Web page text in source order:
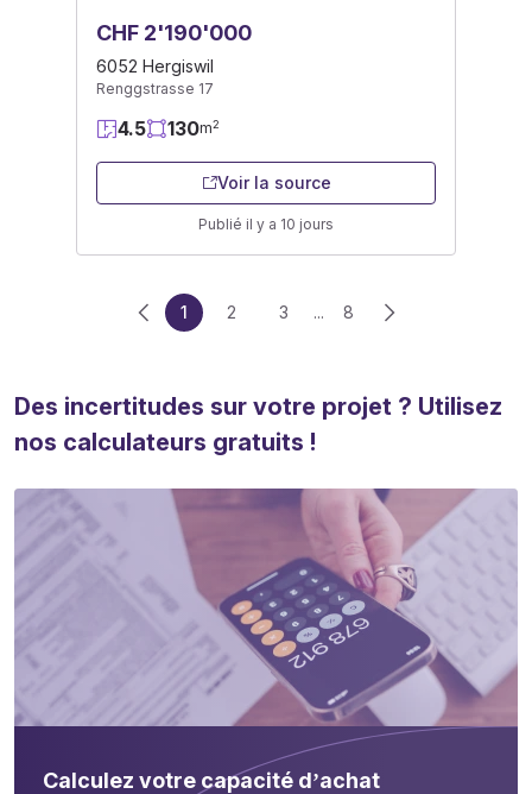
CHF 2'190'000
6052 Hergiswil
Renggstrasse 17
4.5 130m2
Voir la source
Publié il y a 10 jours
1 2 3 ... 8
Des incertitudes sur votre projet ? Utilisez
nos calculateurs gratuits !
Calculez votre capacité d’achat